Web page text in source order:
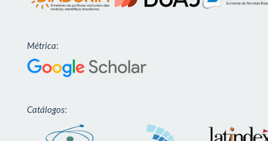
Métrica:
Catálogos: